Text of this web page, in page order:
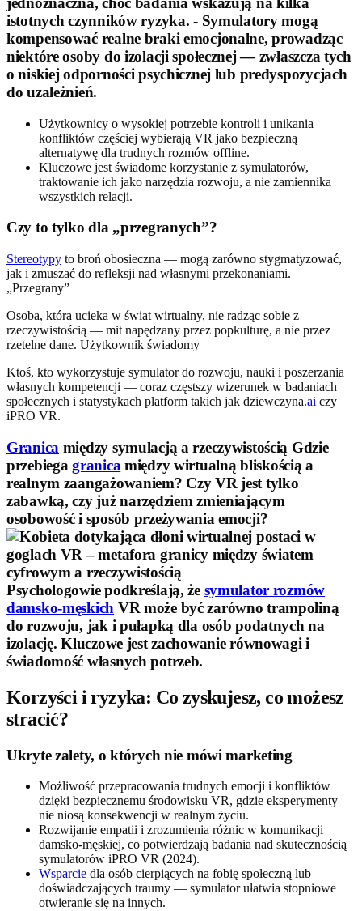
istotnych czynników ryzyka. - Symulatory mogą
kompensować realne braki emocjonalne, prowadząc
niektóre osoby do izolacji społecznej — zwłaszcza tych
o niskiej odporności psychicznej lub predyspozycjach
do uzależnień.
Użytkownicy o wysokiej potrzebie kontroli i unikania
konfliktów częściej wybierają VR jako bezpieczną
alternatywę dla trudnych rozmów offline.
Kluczowe jest świadome korzystanie z symulatorów,
traktowanie ich jako narzędzia rozwoju, a nie zamiennika
wszystkich relacji.
Czy to tylko dla „przegranych”?
Stereotypy to broń obosieczna — mogą zarówno stygmatyzować,
jak i zmuszać do refleksji nad własnymi przekonaniami.
„Przegrany”
Osoba, która ucieka w świat wirtualny, nie radząc sobie z
rzeczywistością — mit napędzany przez popkulturę, a nie przez
rzetelne dane. Użytkownik świadomy
Ktoś, kto wykorzystuje symulator do rozwoju, nauki i poszerzania
własnych kompetencji — coraz częstszy wizerunek w badaniach
społecznych i statystykach platform takich jak dziewczyna.ai czy
iPRO VR.
Granica między symulacją a rzeczywistością Gdzie
przebiegagranica między wirtualną bliskością a
realnym zaangażowaniem? Czy VR jest tylko
zabawką, czy już narzędziem zmieniającym
osobowość i sposób przeżywania emocji?
Psychologowie podkreślają, że symulator rozmów
damsko-męskich VR może być zarówno trampoliną
do rozwoju, jak i pułapką dla osób podatnych na
izolację. Kluczowe jest zachowanie równowagi i
świadomość własnych potrzeb.
Korzyści i ryzyka: Co zyskujesz, co możesz
stracić?
Ukryte zalety, o których nie mówi marketing
Możliwość przepracowania trudnych emocji i konfliktów
dzięki bezpiecznemu środowisku VR, gdzie eksperymenty
nie niosą konsekwencji w realnym życiu.
Rozwijanie empatii i zrozumienia różnic w komunikacji
damsko-męskiej, co potwierdzają badania nad skutecznością
symulatorów iPRO VR (2024).
Wsparcie dla osób cierpiących na fobię społeczną lub
doświadczających traumy — symulator ułatwia stopniowe
otwieranie się na innych.